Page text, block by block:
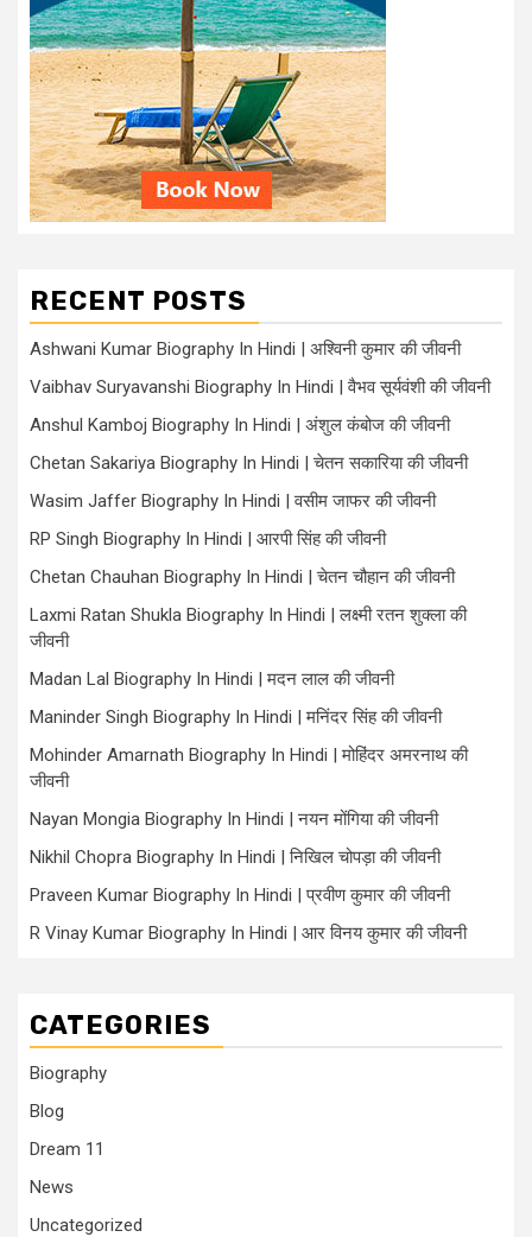
RECENT POSTS
Ashwani Kumar Biography In Hindi | अश्विनी कुमार की जीवनी
Vaibhav Suryavanshi Biography In Hindi | वैभव सूर्यवंशी की जीवनी
Anshul Kamboj Biography In Hindi | अंशुल कंबोज की जीवनी
Chetan Sakariya Biography In Hindi | चेतन सकारिया की जीवनी
Wasim Jaffer Biography In Hindi | वसीम जाफर की जीवनी
RP Singh Biography In Hindi | आरपी सिंह की जीवनी
Chetan Chauhan Biography In Hindi | चेतन चौहान की जीवनी
Laxmi Ratan Shukla Biography In Hindi | लक्ष्मी रतन शुक्ला की
जीवनी
Madan Lal Biography In Hindi | मदन लाल की जीवनी
Maninder Singh Biography In Hindi | मनिंदर सिंह की जीवनी
Mohinder Amarnath Biography In Hindi | मोहिंदर अमरनाथ की
जीवनी
Nayan Mongia Biography In Hindi | नयन मोंगिया की जीवनी
Nikhil Chopra Biography In Hindi | निखिल चोपड़ा की जीवनी
Praveen Kumar Biography In Hindi | प्रवीण कुमार की जीवनी
R Vinay Kumar Biography In Hindi | आर विनय कुमार की जीवनी
CATEGORIES
Biography
Blog
Dream 11
News
Uncategorized